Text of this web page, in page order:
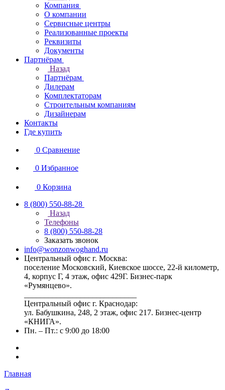
Компания
О компании
Сервисные центры
Реализованные проекты
Реквизиты
Документы
Партнёрам
Назад
Партнёрам
Дилерам
Комплектаторам
Строительным компаниям
Дизайнерам
Контакты
Где купить
0 Сравнение
0 Избранное
0 Корзина
8 (800) 550-88-28
Назад
Телефоны
8 (800) 550-88-28
Заказать звонок
info@wonzonwoghand.ru
Центральный офис г. Москва:
поселение Московский, Киевское шоссе, 22-й километр,
4, корпус Г, 4 этаж, офис 429Г. Бизнес-парк
«Румянцево».
Центральный офис г. Краснодар:
ул. Бабушкина, 248, 2 этаж, офис 217. Бизнес-центр
«КНИГА».
Пн. – Пт.: с 9:00 до 18:00
Главная